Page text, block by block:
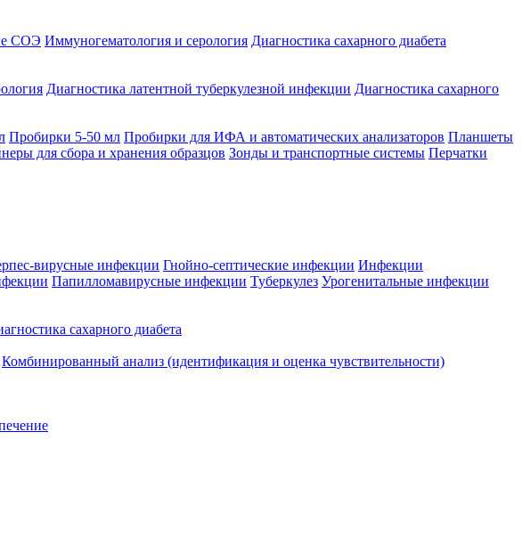
СОЭ Иммуногематология и серология Диагностика сахарного диабета
Диагностика латентной туберкулезной инфекции Диагностика сахарного
Пробирки 5-50 мл Пробирки для ИФА и автоматических анализаторов Планшеты
для сбора и хранения образцов Зонды и транспортные системы Перчатки
вирусные инфекции Гнойно-септические инфекции Инфекции
Папилломавирусные инфекции Туберкулез Урогенитальные инфекции
сахарного диабета
Комбинированный анализ (идентификация и оценка чувствительности)